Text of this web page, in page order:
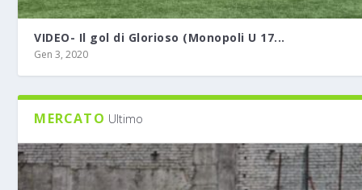
VIDEO- Il gol di Glorioso (Monopoli U 17...
Gen 3, 2020
MERCATO Ultimo